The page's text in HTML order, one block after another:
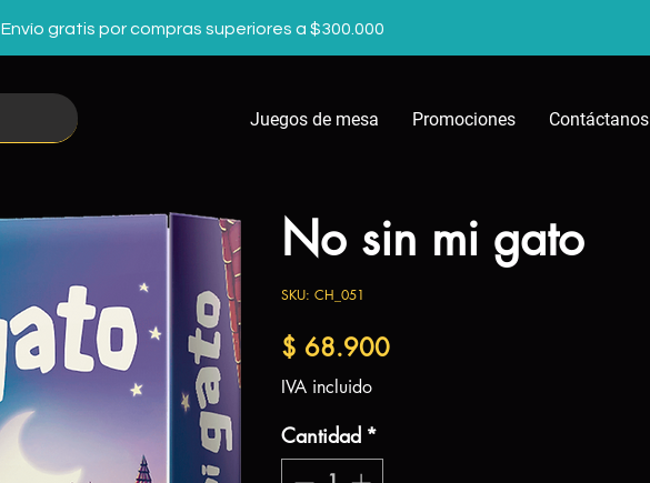
Envío gratis por compras superiores a $300.000
Juegos de mesa Promociones Contáctanos
No sin mi gato
SKU: CH_051
$ 68.900Precio
IVA incluido
Cantidad *